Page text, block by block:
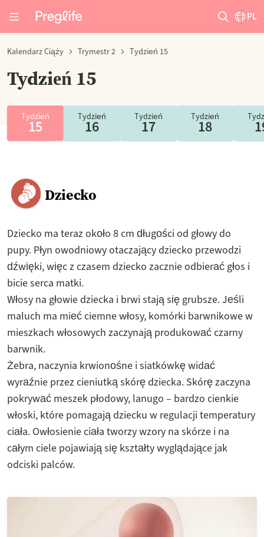
PL
Kalendarz Ciąży Trymestr 2 Tydzień 15
Tydzień 15
Tydzień
15
Tydzień
16
Tydzień
17
Tydzień
18
Dziecko
Dziecko ma teraz około 8 cm długości od głowy do
pupy. Płyn owodniowy otaczający dziecko przewodzi
dźwięki, więc z czasem dziecko zacznie odbierać głos i
bicie serca matki.
Włosy na głowie dziecka i brwi stają się grubsze. Jeśli
maluch ma mieć ciemne włosy, komórki barwnikowe w
mieszkach włosowych zaczynają produkować czarny
barwnik.
Żebra, naczynia krwionośne i siatkówkę widać
wyraźnie przez cieniutką skórę dziecka. Skórę zaczyna
pokrywać meszek płodowy, lanugo – bardzo cienkie
włoski, które pomagają dziecku w regulacji temperatury
ciała. Owłosienie ciała tworzy wzory na skórze i na
całym ciele pojawiają się kształty wyglądające jak
odciski palców.